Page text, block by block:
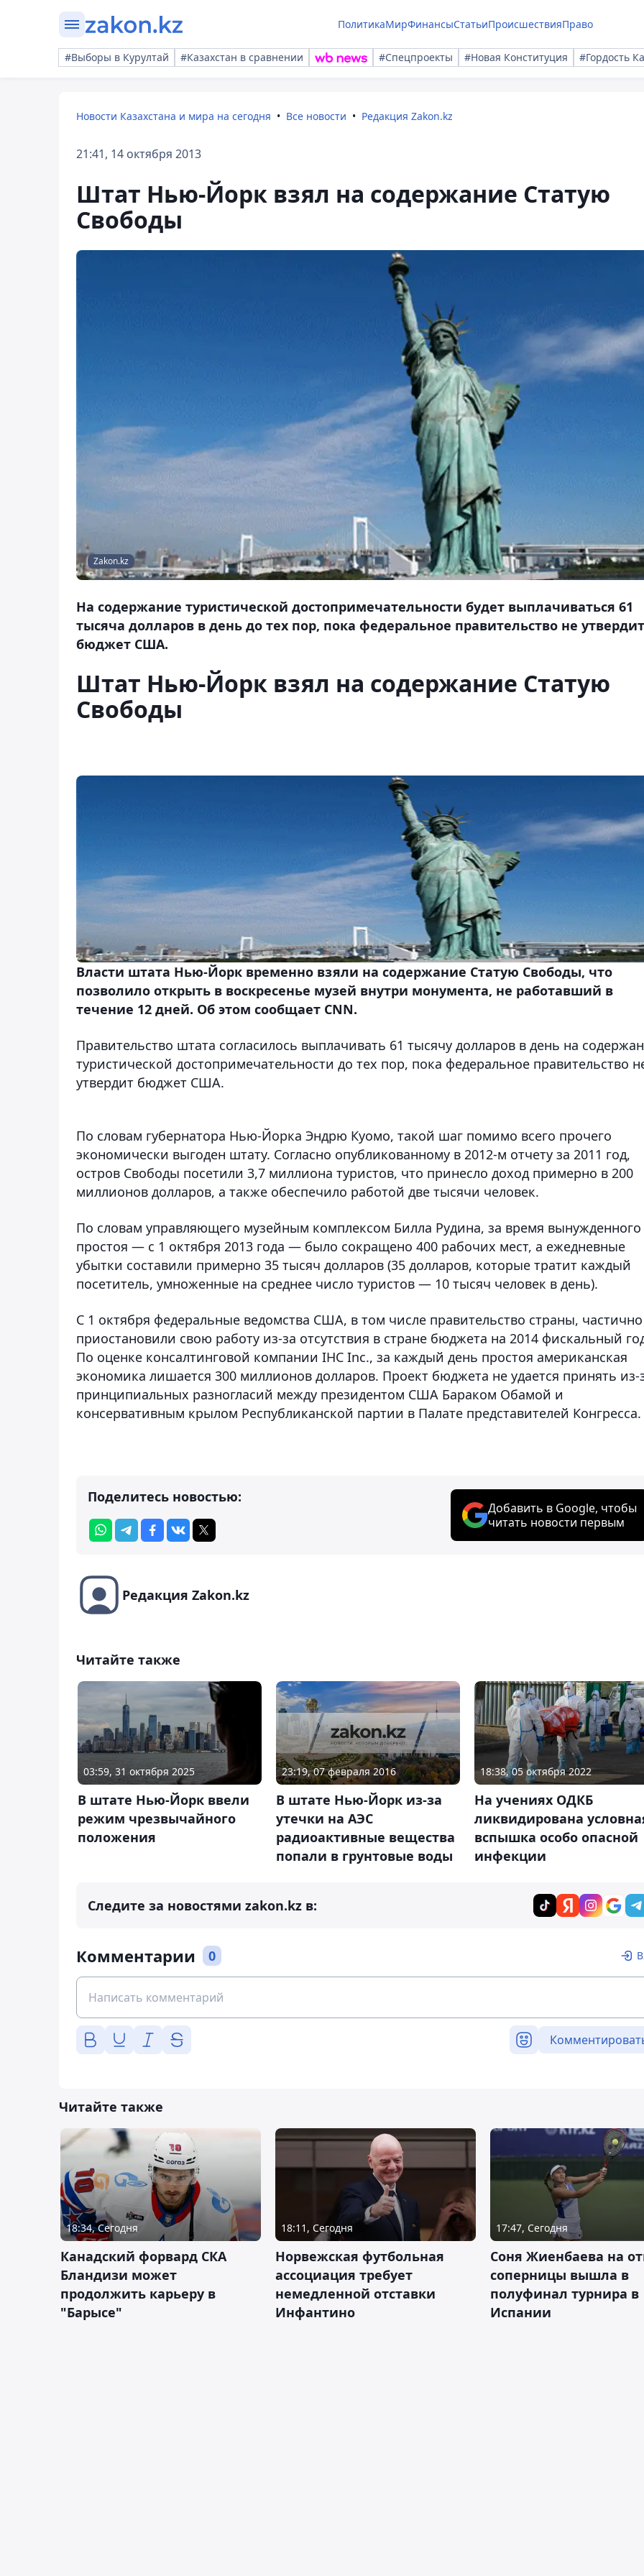
ПолитикаМирФинансыСтатьиПроисшествияПраво
#Выборы в Курултай #Казахстан в сравнении #Спецпроекты #Новая Конституция #Гордость
Новости Казахстана и мира на сегодня Все новости Редакция Zakon.kz
21:41, 14 октября 2013
Штат Нью-Йорк взял на содержание Статую
Свободы
Zakon.kz
На содержание туристической достопримечательности будет выплачиваться 61
тысяча долларов в день до тех пор, пока федеральное правительство не утвердит
бюджет США.
Штат Нью-Йорк взял на содержание Статую
Свободы
Власти штата Нью-Йорк временно взяли на содержание Статую Свободы, что
позволило открыть в воскресенье музей внутри монумента, не работавший в
течение 12 дней. Об этом сообщает CNN.
Правительство штата согласилось выплачивать 61 тысячу долларов в день на
туристической достопримечательности до тех пор, пока федеральное правительство
утвердит бюджет США.
По словам губернатора Нью-Йорка Эндрю Куомо, такой шаг помимо всего прочего
экономически выгоден штату. Согласно опубликованному в 2012-м отчету за 2011 год,
остров Свободы посетили 3,7 миллиона туристов, что принесло доход примерно в 200
миллионов долларов, а также обеспечило работой две тысячи человек.
По словам управляющего музейным комплексом Билла Рудина, за время вынужденного
простоя — с 1 октября 2013 года — было сокращено 400 рабочих мест, а ежедневные
убытки составили примерно 35 тысяч долларов (35 долларов, которые тратит каждый
посетитель, умноженные на среднее число туристов — 10 тысяч человек в день).
С 1 октября федеральные ведомства США, в том числе правительство страны, частично
приостановили свою работу из-за отсутствия в стране бюджета на 2014 фискальный
По оценке консалтинговой компании IHC Inc., за каждый день простоя американская
экономика лишается 300 миллионов долларов. Проект бюджета не удается принять из-
принципиальных разногласий между президентом США Бараком Обамой и
консервативным крылом Республиканской партии в Палате представителей Конгресса.
Поделитесь новостью:
Добавить в Google, чтобы
читать новости первым
Редакция Zakon.kz
Читайте также
03:59, 31 октября 2025
В штате Нью-Йорк ввели
режим чрезвычайного
положения
23:19, 07 февраля 2016
В штате Нью-Йорк из-за
утечки на АЭС
радиоактивные вещества
попали в грунтовые воды
18:38, 05 октября 2022
На учениях ОДКБ
ликвидирована
вспышка особо опасной
инфекции
Следите за новостями zakon.kz в:
Комментарии 0
Читайте также
18:34, Сегодня
Канадский форвард СКА
Бландизи может
продолжить карьеру в
"Барысе"
18:11, Сегодня
Норвежская футбольная
ассоциация требует
немедленной отставки
Инфантино
17:47, Сегодня
Соня Жиенбаева на
соперницы вышла в
полуфинал турнира в
Испании